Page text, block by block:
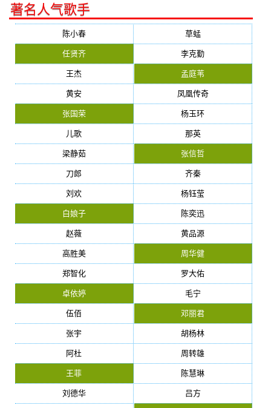
著名人气歌手
陈小春 草蜢
任贤齐 李克勤
王杰 孟庭苇
黄安 凤凰传奇
张国荣 杨玉环
儿歌 那英
梁静茹 张信哲
刀郎 齐秦
刘欢 杨钰莹
白娘子 陈奕迅
赵薇 黄品源
高胜美 周华健
郑智化 罗大佑
卓依婷 毛宁
伍佰 邓丽君
张宇 胡杨林
阿杜 周转雄
王菲 陈慧琳
刘德华 吕方